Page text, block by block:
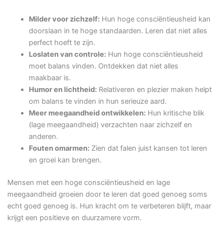
Milder voor zichzelf:Hun hoge consciëntieusheid kan
doorslaan in te hoge standaarden. Leren dat niet alles
perfect hoeft te zijn.
Loslaten van controle:Hun hoge consciëntieusheid
moet balans vinden. Ontdekken dat niet alles
maakbaar is.
Humor en lichtheid:Relativeren en plezier maken helpt
om balans te vinden in hun serieuze aard.
Meer meegaandheid ontwikkelen:Hun kritische blik
(lage meegaandheid) verzachten naar zichzelf en
anderen.
Fouten omarmen:Zien dat falen juist kansen tot leren
en groei kan brengen.
Mensen met een hoge consciëntieusheid en lage
meegaandheid groeien door te leren dat goed genoeg soms
echt goed genoeg is. Hun kracht om te verbeteren blijft, maar
krijgt een positieve en duurzamere vorm.